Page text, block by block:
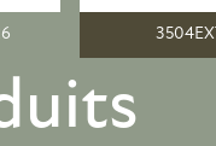
3504EXT